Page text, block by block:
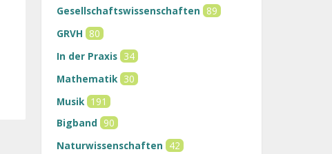
Gesellschaftswissenschaften 89
GRVH 80
In der Praxis 34
Mathematik 30
Musik 191
Bigband 90
Naturwissenschaften 42